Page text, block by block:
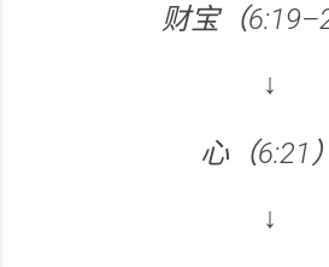
财宝（
↓
心（6:21）
↓